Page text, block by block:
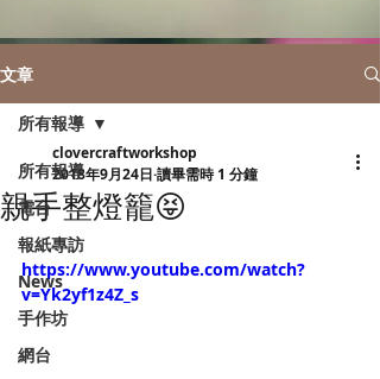
文章
所有報導
電台
報紙專訪
News
手作坊
網台
所有報導
親手整燈籠😝
clovercraftworkshop
2018年9月24日 讀畢需時 1 分鐘
https://www.youtube.com/watch?
v=Yk2yf1z4Z_s